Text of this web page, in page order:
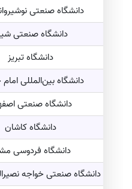
دانشگاه صنعتی
دانشگاه صنعتی
دانشگاه تبریز
دانشگاه بین‌المللی
دانشگاه صنعتی
دانشگاه کاشان
دانشگاه فردوسی
دانشگاه صنعتی خواجه